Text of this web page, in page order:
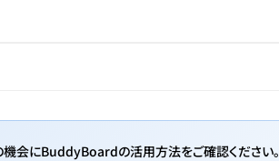
会にBuddyBoardの活用方法をご確認ください。